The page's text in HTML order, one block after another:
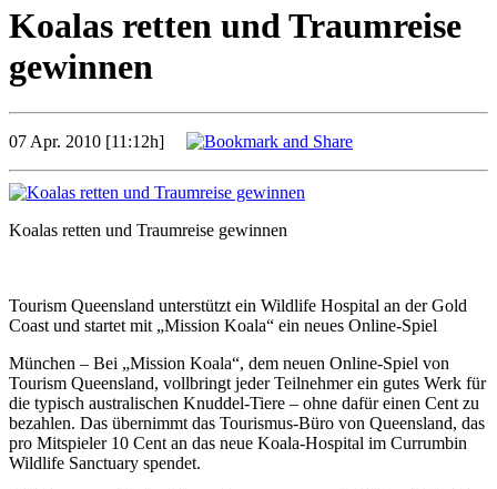
Koalas retten und Traumreise
gewinnen
07 Apr. 2010 [11:12h]
Koalas retten und Traumreise gewinnen
Tourism Queensland unterstützt ein Wildlife Hospital an der Gold
Coast und startet mit „Mission Koala“ ein neues Online-Spiel
München – Bei „Mission Koala“, dem neuen Online-Spiel von
Tourism Queensland, vollbringt jeder Teilnehmer ein gutes Werk für
die typisch australischen Knuddel-Tiere – ohne dafür einen Cent zu
bezahlen. Das übernimmt das Tourismus-Büro von Queensland, das
pro Mitspieler 10 Cent an das neue Koala-Hospital im Currumbin
Wildlife Sanctuary spendet.